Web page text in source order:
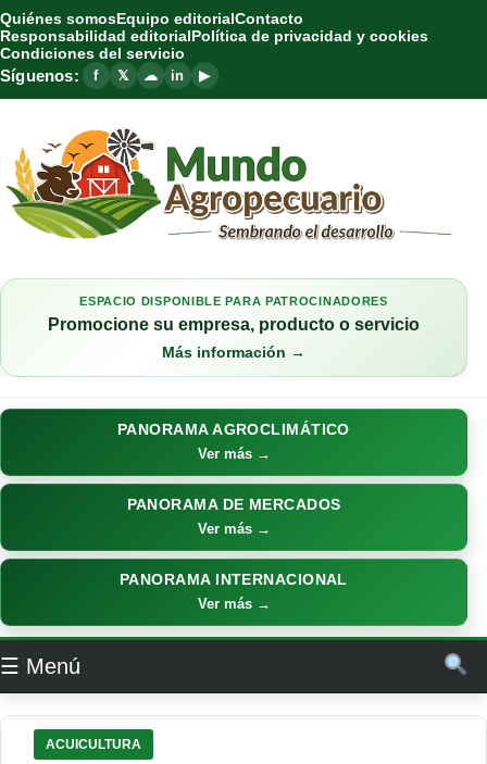
Quiénes somosEquipo editorialContacto
Responsabilidad editorialPolítica de privacidad y cookies
Condiciones del servicio
Síguenos: f 𝕏 ☁ in ▶
ESPACIO DISPONIBLE PARA PATROCINADORES
Promocione su empresa, producto o servicio
Más información →
PANORAMA AGROCLIMÁTICO
Ver más →
PANORAMA DE MERCADOS
Ver más →
PANORAMA INTERNACIONAL
Ver más →
☰ Menú
ACUICULTURA